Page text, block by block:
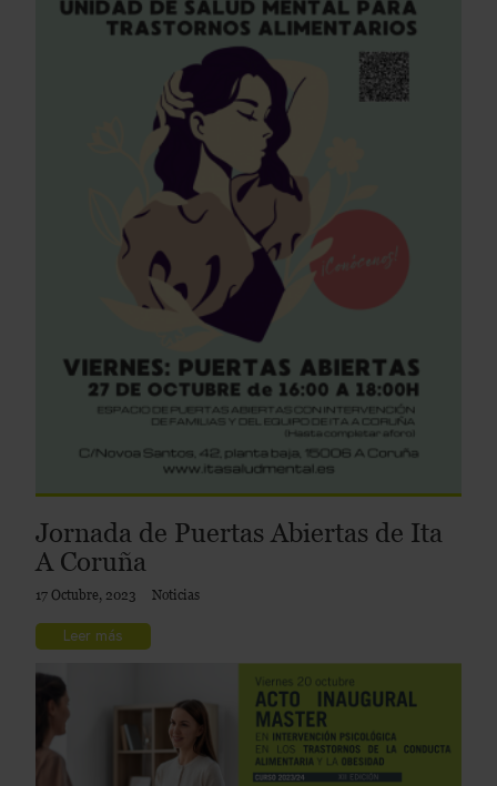
Jornada de Puertas Abiertas de Ita
A Coruña
17 Octubre, 2023 Noticias
Leer más